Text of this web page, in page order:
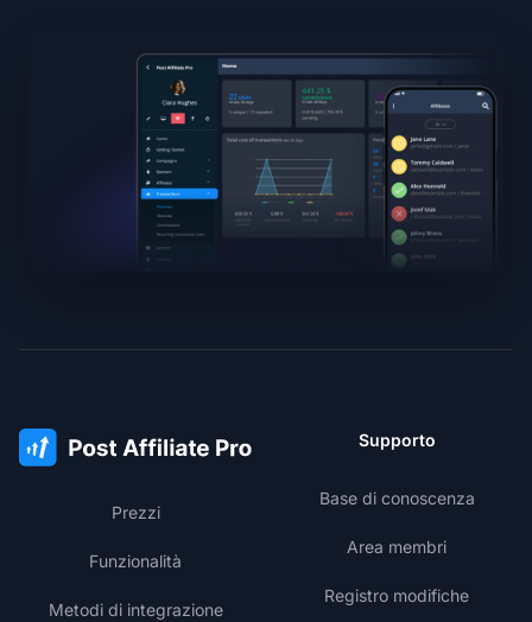
Prezzi
Funzionalità
Metodi di integrazione
Supporto
Base di conoscenza
Area membri
Registro modifiche